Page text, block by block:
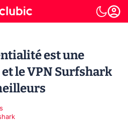
est une
le VPN Surfshark